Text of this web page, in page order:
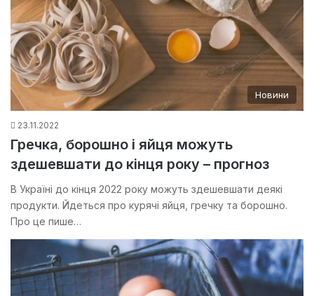
Новини
23.11.2022
Гречка, борошно і яйця можуть
здешевшати до кінця року – прогноз
В Україні до кінця 2022 року можуть здешевшати деякі
продукти. Йдеться про курячі яйця, гречку та борошно.
Про це пише…